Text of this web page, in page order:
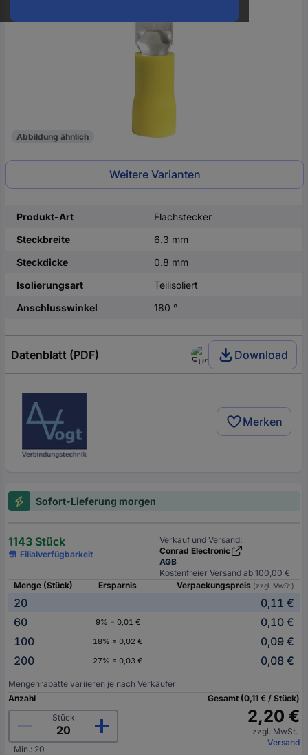
Abbildung ähnlich
Weitere Varianten
Produkt-Art
Flachstecker
Steckbreite
6.3 mm
Steckdicke
0.8 mm
Isolierungsart
Teilisoliert
Anschlusswinkel
180 °
Datenblatt (PDF) Download
Merken
Sofort-Lieferung morgen
1143 Stück
Filialverfügbarkeit
Verkauf und Versand:
Conrad Electronic
AGB
Kostenfreier Versand ab 100,00 €
Menge (Stück)
Ersparnis Verpackungspreis (zzgl. MwSt.)
20 -
0,11 €
60
9% = 0,01 €
0,10 €
100
18% = 0,02 €
0,09 €
200
27% = 0,03 € 0,08 €
Mengenrabatte variieren je nach Verkäufer
Anzahl
Stück
Min.: 20
Gesamt (0,11 € / Stück)
2,20 €
zzgl. MwSt.
Versand